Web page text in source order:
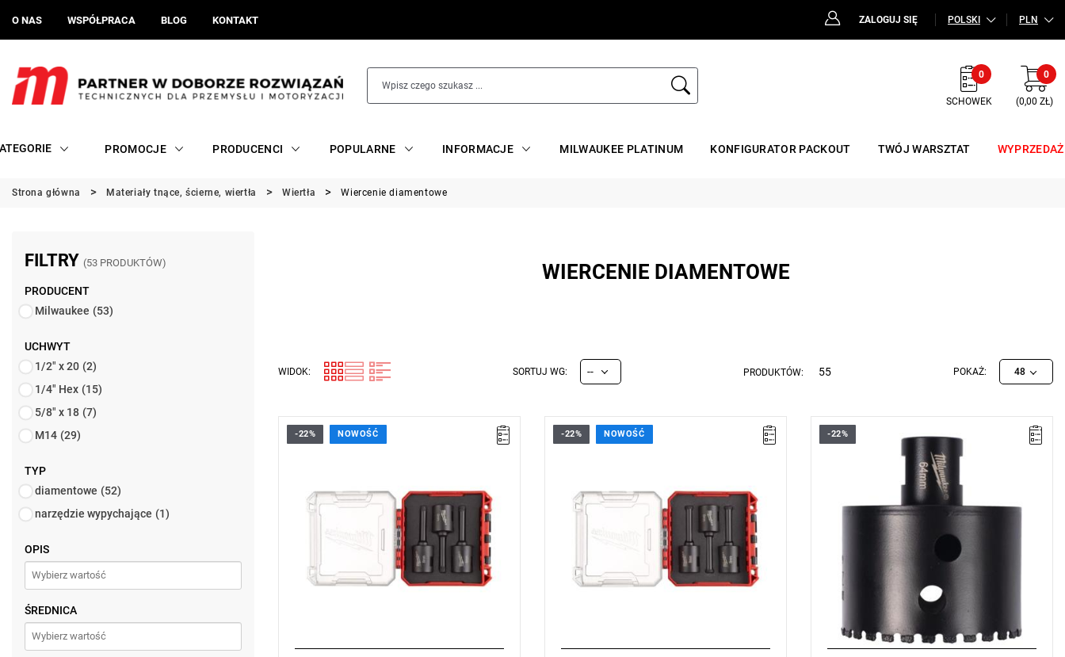
O NAS WSPÓŁPRACA BLOG KONTAKT ZALOGUJ SIĘ POLSKI PLN
0
SCHOWEK
0
(0,00 ZŁ)
PROMOCJE PRODUCENCI POPULARNE INFORMACJE MILWAUKEE PLATINUM KONFIGURATOR PACKOUT TWÓJ WARSZTAT WYPRZEDAŻ
Strona główna Materiały tnące, ścierne, wiertła Wiertła Wiercenie diamentowe
FILTRY (53 PRODUKTÓW)
PRODUCENT
Milwaukee (53)
UCHWYT
1/2" x 20 (2)
1/4" Hex (15)
5/8" x 18 (7)
M14 (29)
TYP
diamentowe (52)
narzędzie wypychające (1)
OPIS
ŚREDNICA
WIERCENIE DIAMENTOWE
WIDOK: SORTUJ WG: -- PRODUKTÓW: 55 POKAŻ: 48
-22% NOWOŚĆ -22% NOWOŚĆ -22%